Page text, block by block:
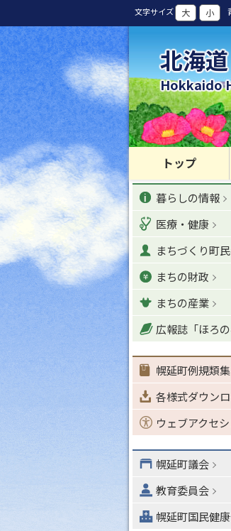
文
へ
カ
テ
ゴ
リ
ー
・
メ
ニ
ー
ビ
ゲ
ー
シ
ョ
ン
・
メ
ュ
北海道
Hokkaido
文字サイズ 大 小
トップ
カ
テ
ゴ
リ
ー
暮らしの情報
医療・健康
まちづくり町
まちの財政
まちの産業
広報誌「ほろの
幌延町例規類集
各様式ダウン
ウェブアクセ
幌延町議会
教育委員会
幌延町国民健